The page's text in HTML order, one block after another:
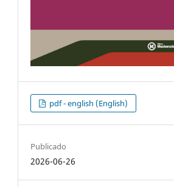
pdf - english (English)
Publicado
2026-06-26